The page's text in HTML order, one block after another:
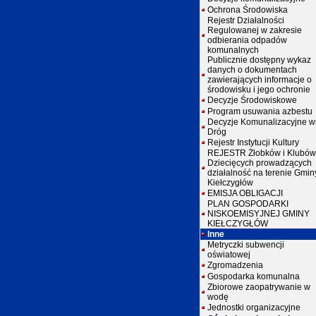
Ochrona Środowiska
Rejestr Działalności
Regulowanej w zakresie
odbierania odpadów
komunalnych
Publicznie dostępny wykaz
danych o dokumentach
zawierających informacje o
środowisku i jego ochronie
Decyzje Środowiskowe
Program usuwania azbestu
Decyzje Komunalizacyjne
Dróg
Rejestr Instytucji Kultury
REJESTR Żłobków i Klubów
Dziecięcych prowadzących
działalność na terenie
Kiełczygłów
EMISJA OBLIGACJI
PLAN GOSPODARKI
NISKOEMISYJNEJ GMINY
KIEŁCZYGŁÓW
Inne
Metryczki subwencji
oświatowej
Zgromadzenia
Gospodarka komunalna
Zbiorowe zaopatrywanie w
wodę
Jednostki organizacyjne